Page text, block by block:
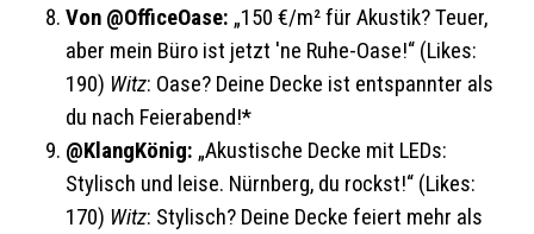
Von @OfficeOase: „150 €/m² für Akustik? Teuer,
aber mein Büro ist jetzt 'ne Ruhe-Oase!“ (Likes:
190) Witz: Oase? Deine Decke ist entspannter als
du nach Feierabend!*
@KlangKönig: „Akustische Decke mit LEDs:
Stylisch und leise. Nürnberg, du rockst!“ (Likes:
170) Witz: Stylisch? Deine Decke feiert mehr als